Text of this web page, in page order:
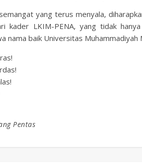
yang terus menyala,
kader LKIM-PENA, yang tidak
nama baik Universitas
Pentas